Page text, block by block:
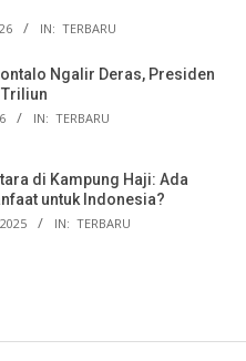
IN: TERBARU
Ngalir Deras, Presiden
Triliun
IN: TERBARU
di Kampung Haji: Ada
untuk Indonesia?
IN: TERBARU